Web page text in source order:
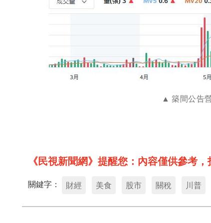
築間公告
《民視新聞網》提醒您：內容僅供參考
關鍵字： 財經 美食 股市 關稅 川普